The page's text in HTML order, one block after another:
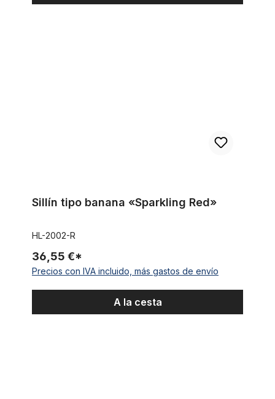
Sillín tipo banana «Sparkling Red»
HL-2002-R
36,55 €*
Precios con IVA incluido, más gastos de envío
A la cesta